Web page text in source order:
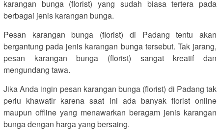
karangan bunga (florist) yang sudah biasa tertera pada
berbagai jenis karangan bunga.
Pesan karangan bunga (florist) di Padang tentu akan
bergantung pada jenis karangan bunga tersebut. Tak jarang,
pesan karangan bunga (florist) sangat kreatif dan
mengundang tawa.
Jika Anda ingin pesan karangan bunga (florist) di Padang tak
perlu khawatir karena saat ini ada banyak florist online
maupun offline yang menawarkan beragam jenis karangan
bunga dengan harga yang bersaing.